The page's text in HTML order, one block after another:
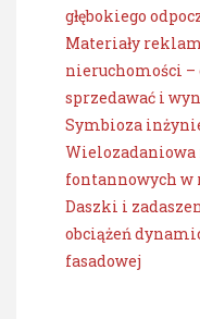
głębokiego
Materiały
nieruchomości –
sprzedawać i
Symbioza
fontannowych
Daszki i
obciążeń
fasadowej